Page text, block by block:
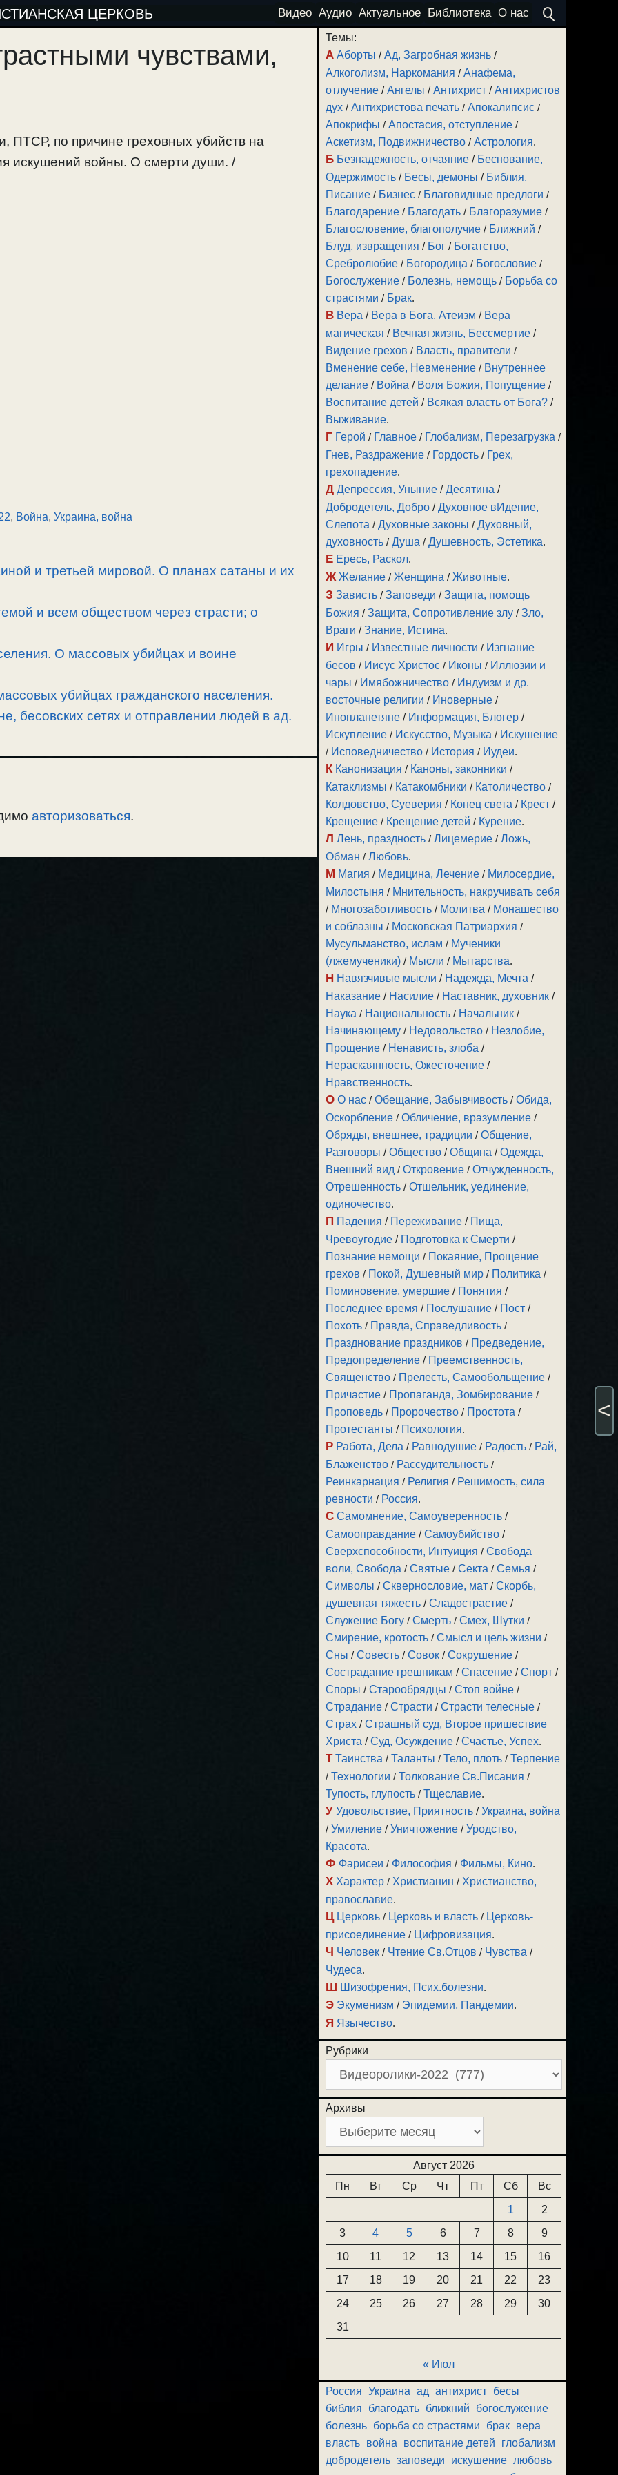
ЦЕРКОВЬ Видео Аудио Актуальное Библиотека О нас
чувствами,
ПТСР, по причине греховных убийств на
искушений войны. О смерти души. /
, Война, Украина, война
и третьей мировой. О планах сатаны и их
и всем обществом через страсти; о
О массовых убийцах и воине
убийцах гражданского населения.
бесовских сетях и отправлении людей в ад.
авторизоваться.
Темы:
А Аборты /Ад, Загробная жизнь /
Алкоголизм, Наркомания /Анафема,
отлучение /Ангелы /Антихрист /Антихристов
дух /Антихристова печать /Апокалипсис /
Апокрифы /Апостасия, отступление /
Аскетизм, Подвижничество /Астрология.
Б Безнадежность, отчаяние / Беснование,
Одержимость / Бесы, демоны / Библия,
Писание / Бизнес / Благовидные предлоги /
Благодарение / Благодать / Благоразумие /
Благословение, благополучие / Ближний /
Блуд, извращения / Бог / Богатство,
Сребролюбие / Богородица / Богословие /
Богослужение / Болезнь, немощь / Борьба со
страстями / Брак.
В Вера / Вера в Бога, Атеизм / Вера
магическая / Вечная жизнь, Бессмертие /
Видение грехов / Власть, правители /
Вменение себе, Невменение / Внутреннее
делание / Война / Воля Божия, Попущение /
Воспитание детей / Всякая власть от Бога? /
Выживание.
Г Герой / Главное / Глобализм, Перезагрузка /
Гнев, Раздражение / Гордость / Грех,
грехопадение.
Д Депрессия, Уныние /Десятина /
Добродетель, Добро /Духовное вИдение,
Слепота /Духовные законы /Духовный,
духовность /Душа /Душевность, Эстетика.
Е Ересь, Раскол.
Ж Желание /Женщина /Животные.
З Зависть /Заповеди /Защита, помощь
Божия /Защита, Сопротивление злу /Зло,
Враги /Знание, Истина.
И Игры / Известные личности / Изгнание
бесов / Иисус Христос / Иконы / Иллюзии и
чары / Имябожничество / Индуизм и др.
восточные религии / Иноверные /
Инопланетяне / Информация, Блогер /
Искупление / Искусство, Музыка / Искушение
/ Исповедничество / История / Иудеи.
К Канонизация / Каноны, законники /
Катаклизмы / Катакомбники / Католичество /
Колдовство, Суеверия / Конец света / Крест /
Крещение / Крещение детей / Курение.
Л Лень, праздность /Лицемерие /Ложь,
Обман /Любовь.
М Магия / Медицина, Лечение / Милосердие,
Милостыня / Мнительность, накручивать себя
/ Многозаботливость / Молитва / Монашество
и соблазны / Московская Патриархия /
Мусульманство, ислам / Мученики
(лжемученики) / Мысли / Мытарства.
Н Навязчивые мысли / Надежда, Мечта /
Наказание / Насилие / Наставник, духовник /
Наука / Национальность / Начальник /
Начинающему / Недовольство / Незлобие,
Прощение / Ненависть, злоба /
Нераскаянность, Ожесточение /
Нравственность.
О О нас /Обещание, Забывчивость /Обида,
Оскорбление /Обличение, вразумление /
Обряды, внешнее, традиции /Общение,
Разговоры /Общество /Община /Одежда,
Внешний вид /Откровение /Отчужденность,
Отрешенность /Отшельник, уединение,
одиночество.
П Падения / Переживание / Пища,
Чревоугодие / Подготовка к Смерти /
Познание немощи / Покаяние, Прощение
грехов / Покой, Душевный мир / Политика /
Поминовение, умершие / Понятия /
Последнее время / Послушание / Пост /
Похоть / Правда, Справедливость /
Празднование праздников / Предведение,
Предопределение / Преемственность,
Священство / Прелесть, Самообольщение /
Причастие / Пропаганда, Зомбирование /
Проповедь / Пророчество / Простота /
Протестанты / Психология.
Р Работа, Дела / Равнодушие / Радость / Рай,
Блаженство / Рассудительность /
Реинкарнация / Религия / Решимость, сила
ревности / Россия.
С Самомнение, Самоуверенность /
Самооправдание /Самоубийство /
Сверхспособности, Интуиция /Свобода
воли, Свобода /Святые /Секта /Семья /
Символы /Сквернословие, мат /Скорбь,
душевная тяжесть /Сладострастие /
Служение Богу /Смерть /Смех, Шутки /
Смирение, кротость /Смысл и цель жизни /
Сны /Совесть /Совок /Сокрушение /
Сострадание грешникам /Спасение /Спорт /
Споры /Старообрядцы /Стоп войне /
Страдание /Страсти /Страсти телесные /
Страх /Страшный суд, Второе пришествие
Христа /Суд, Осуждение /Счастье, Успех.
Т Таинства /Таланты /Тело, плоть /Терпение
/Технологии /Толкование Св.Писания /
Тупость, глупость /Тщеславие.
У Удовольствие, Приятность /Украина, война
/Умиление /Уничтожение /Уродство,
Красота.
Ф Фарисеи / Философия / Фильмы, Кино.
Х Характер / Христианин / Христианство,
православие.
Ц Церковь / Церковь и власть / Церковь-
присоединение / Цифровизация.
Ч Человек / Чтение Св.Отцов / Чувства /
Чудеса.
Ш Шизофрения, Псих.болезни.
Э Экуменизм / Эпидемии, Пандемии.
Я Язычество.
Рубрики
Архивы
Август 2026
Пн
Вт Ср Чт Пт Сб
Вс
1
2
3
4 5 6 7 8
9
10
11 12 13 14 15
16
17
18 19 20 21 22
23
24
25 26 27 28 29
30
31
« Июл
Россия Украина ад антихрист бесы
библия
благодать ближний
богослужение
болезнь борьба со страстями брак вера
власть война воспитание детей
глобализм
добродетель заповеди искушение любовь
<